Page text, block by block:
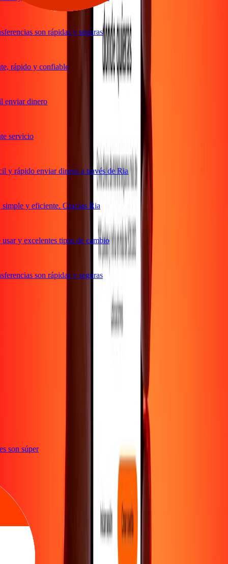
son rápidas y seguras
rápido y confiable
dinero
servicio
rápido enviar dinero a través de Ria
y eficiente. Gracias Ria
y excelentes tipos de cambio
son rápidas y seguras
son súper